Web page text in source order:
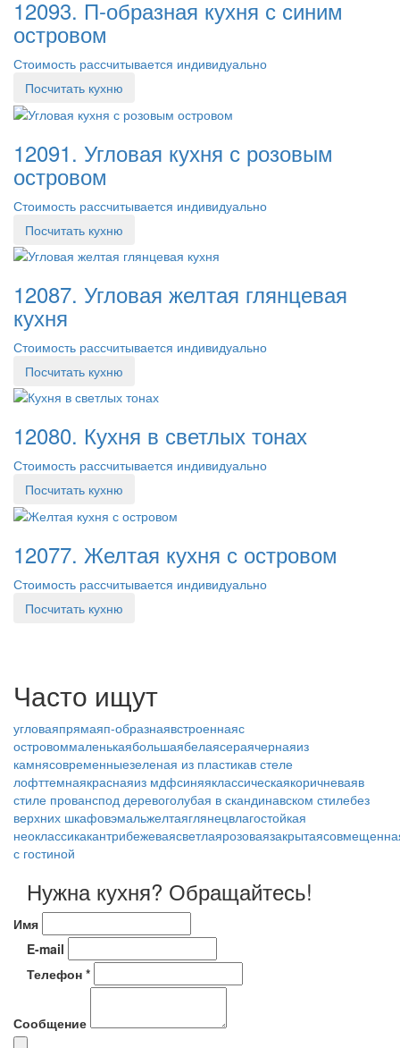
12093. П-образная кухня с синим
островом
Стоимость рассчитывается индивидуально
Посчитать кухню
12091. Угловая кухня с розовым
островом
Стоимость рассчитывается индивидуально
Посчитать кухню
12087. Угловая желтая глянцевая
кухня
Стоимость рассчитывается индивидуально
Посчитать кухню
12080. Кухня в светлых тонах
Стоимость рассчитывается индивидуально
Посчитать кухню
12077. Желтая кухня с островом
Стоимость рассчитывается индивидуально
Посчитать кухню
Часто ищут
угловаяпрямаяп-образнаявстроеннаяс
островоммаленькаябольшаябелаясераячернаяиз
камнясовременныезеленая из пластикав стеле
лофттемнаякраснаяиз мдфсиняяклассическаякоричневаяв
стиле прованспод деревоголубая в скандинавском стилебез
верхних шкафовэмальжелтаяглянецвлагостойкая
неоклассикакантрибежеваясветлаярозоваязакрытая
с гостиной
Нужна кухня? Обращайтесь!
Имя
E-mail
Телефон *
Сообщение